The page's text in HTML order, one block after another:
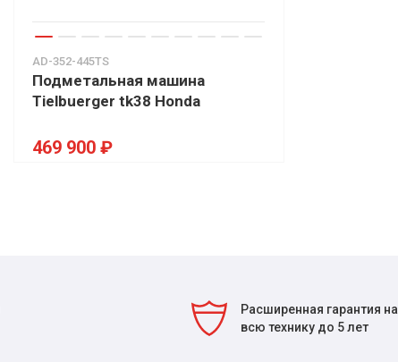
AD-352-445TS
Подметальная машина
Tielbuerger tk38 Honda
469 900 ₽
Расширенная гарантия на
всю технику до 5 лет